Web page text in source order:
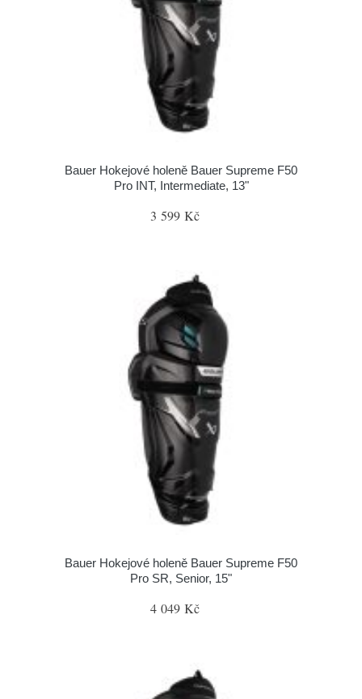
Bauer Hokejové holeně Bauer Supreme F50
Pro INT, Intermediate, 13"
3 599 Kč
Bauer Hokejové holeně Bauer Supreme F50
Pro SR, Senior, 15"
4 049 Kč